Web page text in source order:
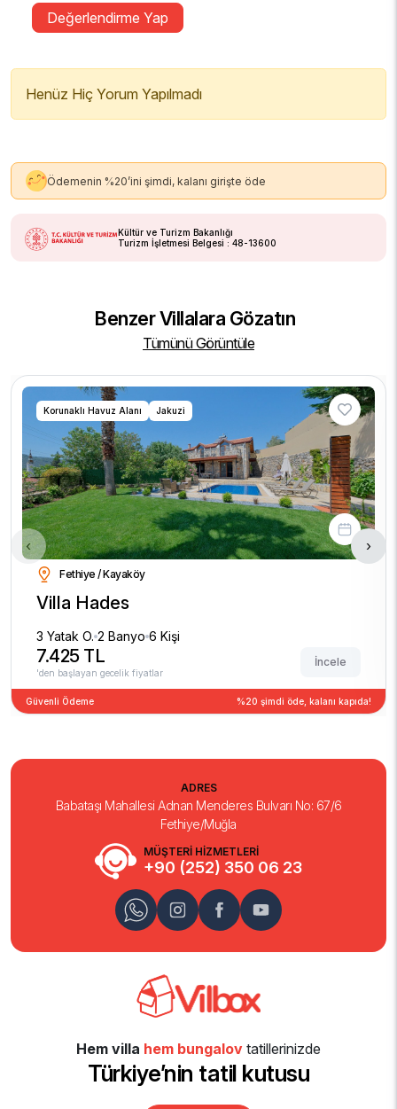
Değerlendirme Yap
Henüz Hiç Yorum Yapılmadı
Ödemenin %20’ini şimdi, kalanı girişte öde
Kültür ve Turizm Bakanlığı
Turizm İşletmesi Belgesi : 48-13600
Benzer Villalara Gözatın
Tümünü Görüntüle
Korunaklı Havuz Alanı Jakuzi
Fethiye / Kayaköy
Villa Hades
3 Yatak O. 2 Banyo 6 Kişi
7.425 TL
'den başlayan gecelik fiyatlar
İncele
Güvenli Ödeme %20 şimdi öde, kalanı kapıda!
‹ ›
MÜŞTERİ HİZMETLERİ
+90 (252) 350 06 23
ADRES
Babataşı Mahallesi Adnan Menderes Bulvarı No: 67/6
Fethiye/Muğla
Hem villa hem bungalov tatillerinizde
Türkiye’nin tatil kutusu